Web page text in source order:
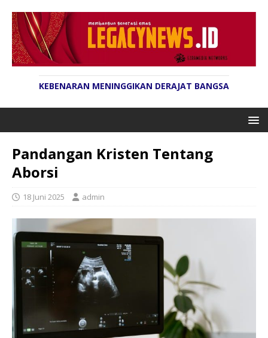
KEBENARAN MENINGGIKAN DERAJAT BANGSA
Pandangan Kristen Tentang
Aborsi
18 Juni 2025 admin